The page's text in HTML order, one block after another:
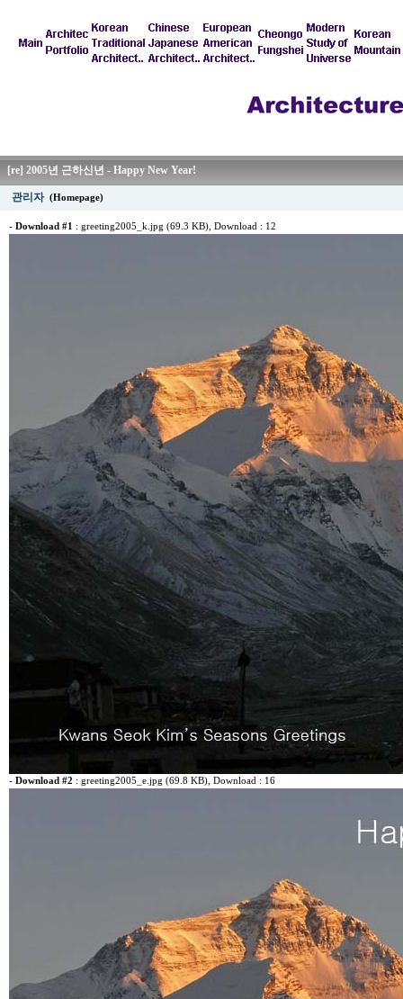
[re] 2005년 근하신년 - Happy New Year!
관리자 (Homepage)
- Download #1 : greeting2005_k.jpg (69.3 KB) , Download : 12
- Download #2 : greeting2005_e.jpg (69.8 KB) , Download : 16